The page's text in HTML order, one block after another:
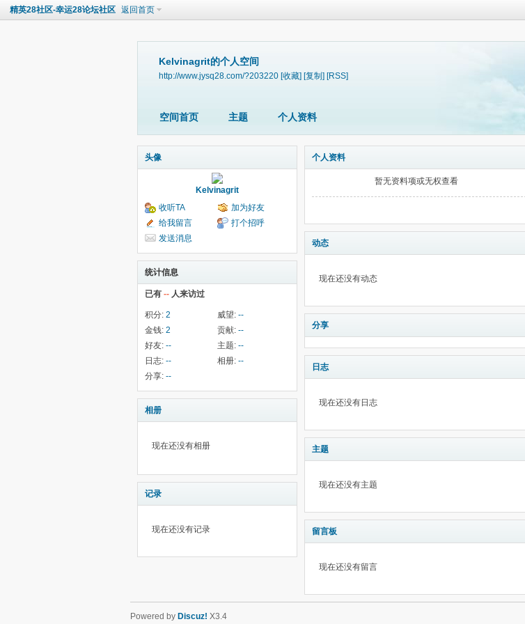
精英28社区-幸运28论坛社区 返回首页
Kelvinagrit的个人空间
http://www.jysq28.com/?203220 [收藏] [复制] [RSS]
空间首页 主题 个人资料
头像
Kelvinagrit
收听TA
加为好友
给我留言
打个招呼
发送消息
统计信息
已有 -- 人来访过
积分: 2 威望: --
金钱: 2 贡献: --
好友: -- 主题: --
日志: -- 相册: --
分享: --
相册
现在还没有相册
记录
现在还没有记录
个人资料
暂无资料项或无权查看
动态
现在还没有动态
分享
日志
现在还没有日志
主题
现在还没有主题
留言板
现在还没有留言
Powered by Discuz! X3.4